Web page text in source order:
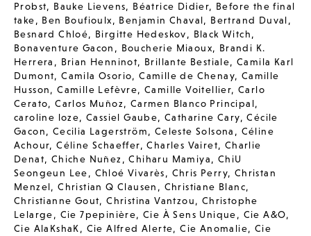
Probst, Bauke Lievens, Béatrice Didier, Before the final
take, Ben Boufioulx, Benjamin Chaval, Bertrand Duval,
Besnard Chloé, Birgitte Hedeskov, Black Witch,
Bonaventure Gacon , Boucherie Miaoux, Brandi K.
Herrera , Brian Henninot, Brillante Bestiale,Camila Karl
Dumont,Camila Osorio,Camille de Chenay, Camille
Husson,Camille Lefèvre,Camille Voitellier,Carlo
Cerato,Carlos Muñoz, Carmen Blanco Principal,
caroline loze,Cassiel Gaube,Catharine Cary,Cécile
Gacon, Cecilia Lagerström, Celeste Solsona , Céline
Achour,Céline Schaeffer,Charles Vairet, Charlie
Denat, Chiche Nuñez ,Chiharu Mamiya, ChiU
Seongeun Lee, Chloé Vivarès, Chris Perry, Christan
Menzel,Christian Q Clausen , Christiane Blanc,
Christianne Gout,Christina Vantzou, Christophe
Lelarge, Cie 7pepinière,Cie À Sens Unique, Cie A&O,
Cie AlaKshaK, Cie Alfred Alerte,Cie Anomalie, Cie